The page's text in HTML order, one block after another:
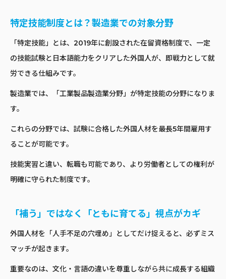
特定技能制度とは？製造業での対象分野
「特定技能」とは、2019年に創設された在留資格制度で、一定
の技能試験と日本語能力をクリアした外国人が、即戦力として就
労できる仕組みです。
製造業では、「工業製品製造業分野」が特定技能の分野になりま
す。
これらの分野では、試験に合格した外国人材を最長5年間雇用す
ることが可能です。
技能実習と違い、転職も可能であり、より労働者としての権利が
明確に守られた制度です。
「補う」ではなく「ともに育てる」視点がカギ
外国人材を「人手不足の穴埋め」としてだけ捉えると、必ずミス
マッチが起きます。
重要なのは、文化・言語の違いを尊重しながら共に成長する組織